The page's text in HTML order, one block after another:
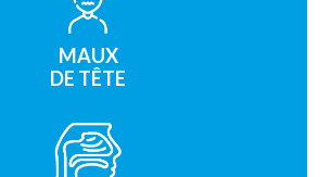
MAUX
DE TÊTE